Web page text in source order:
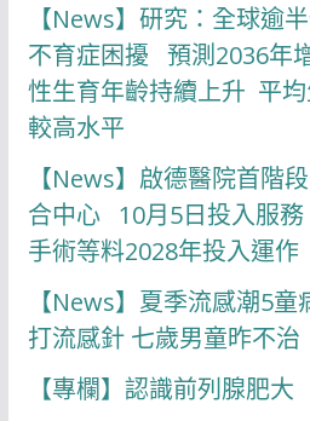
【News】研究：全球逾
不育症困擾 預測2036年
性生育年齡持續上升 平
較高水平
【News】啟德醫院首階
合中心 10月5日投入服
手術等料2028年投入運作
【News】夏季流感潮5
打流感針 七歲男童昨不治
【專欄】認識前列腺肥大